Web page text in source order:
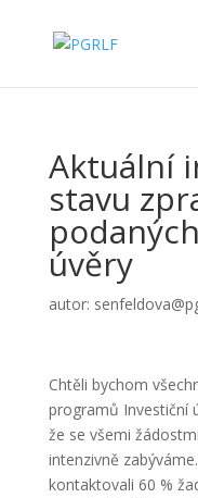
Aktuální
stavu
úvěry
autor:
Chtěli bychom
programů Investiční
že se všemi
intenzivně
kontaktovali 60 %